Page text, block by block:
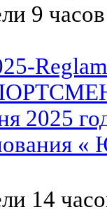
9
2025
«
14